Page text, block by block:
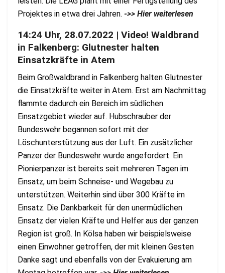
Projektes in etwa drei Jahren. ->> Hier weiterlesen
14:24 Uhr, 28.07.2022 | Video! Waldbrand
in Falkenberg: Glutnester halten
Einsatzkräfte in Atem
Beim Großwaldbrand in Falkenberg halten Glutnester
die Einsatzkräfte weiter in Atem. Erst am Nachmittag
flammte dadurch ein Bereich im südlichen
Einsatzgebiet wieder auf. Hubschrauber der
Bundeswehr begannen sofort mit der
Löschunterstützung aus der Luft. Ein zusätzlicher
Panzer der Bundeswehr wurde angefordert. Ein
Pionierpanzer ist bereits seit mehreren Tagen im
Einsatz, um beim Schneise- und Wegebau zu
unterstützen. Weiterhin sind über 300 Kräfte im
Einsatz. Die Dankbarkeit für den unermüdlichen
Einsatz der vielen Kräfte und Helfer aus der ganzen
Region ist groß. In Kölsa haben wir beispielsweise
einen Einwohner getroffen, der mit kleinen Gesten
Danke sagt und ebenfalls von der Evakuierung am